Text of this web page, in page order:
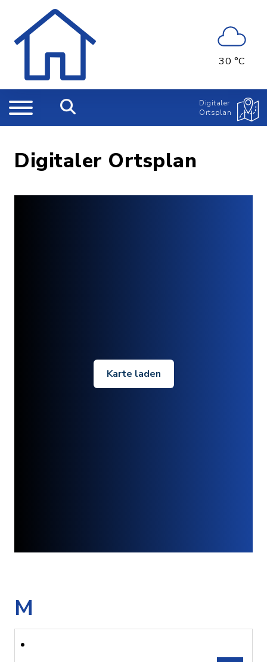
30 °C
Digitaler
Ortsplan
Digitaler Ortsplan
Karte laden
M